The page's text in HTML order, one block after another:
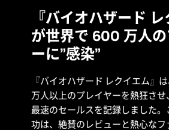
『バイオハザード レ
が世界で 600 万人
ーに”感染”
『バイオハザード レクイエム 』
万人以上のプレイヤーを熱狂させ
最速のセールスを記録しました
功は、絶賛のレビューと熱心なフ